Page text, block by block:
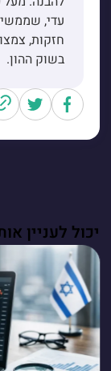
עדי,
חזקות,
בשוק ההון.
יכול לעניין